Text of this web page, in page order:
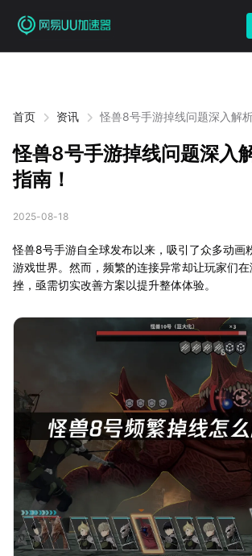
首页 资讯 怪兽8号手游掉线问题深入解
怪兽8号手游掉线问题深入
指南！
2025-08-18
怪兽8号手游自全球发布以来，吸引了众多动画
游戏世界。然而，频繁的连接异常却让玩家们
挫，亟需切实改善方案以提升整体体验。